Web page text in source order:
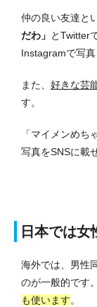
仲の良い友達と
だわ」 とTwitter
Instagramで写真
また、 好きな芸
す。
「マイメンめ
写真をSNSに載
日本では女
海外では、男性
のが一般的です。
も使います。